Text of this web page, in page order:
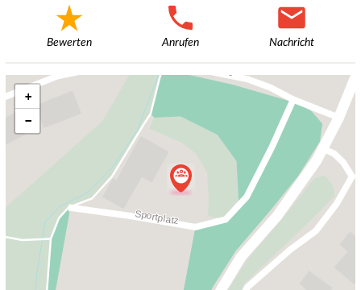
Bewerten Anrufen Nachricht
+
−